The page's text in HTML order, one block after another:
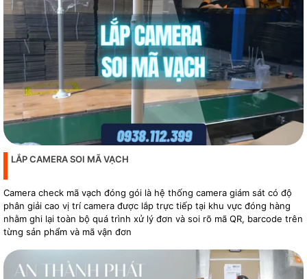
LẮP CAMERA SOI MÃ VẠCH
Camera check mã vạch đóng gói là hệ thống camera giám sát có độ
phân giải cao vị trí camera được lắp trực tiếp tại khu vực đóng hàng
nhằm ghi lại toàn bộ quá trình xử lý đơn và soi rõ mã QR, barcode trên
từng sản phẩm và mã vận đơn